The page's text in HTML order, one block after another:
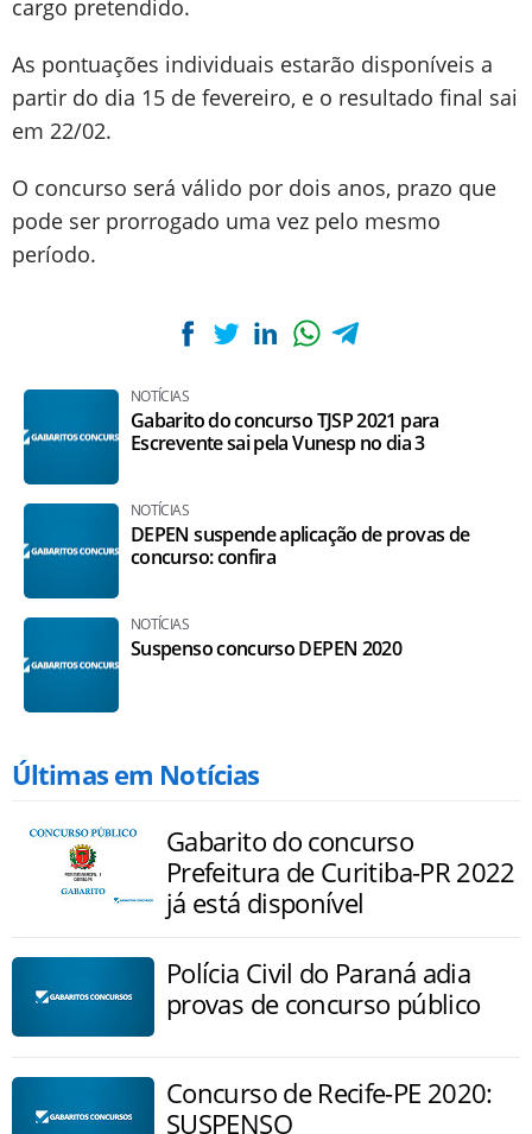
cargo pretendido.
As pontuações individuais estarão disponíveis a
partir do dia 15 de fevereiro, e o resultado final sai
em 22/02.
O concurso será válido por dois anos, prazo que
pode ser prorrogado uma vez pelo mesmo
período.
NOTÍCIAS
Gabarito do concurso TJSP 2021 para
Escrevente sai pela Vunesp no dia 3
NOTÍCIAS
DEPEN suspende aplicação de provas de
concurso: confira
NOTÍCIAS
Suspenso concurso DEPEN 2020
Últimas em Notícias
Gabarito do concurso
Prefeitura de Curitiba-PR 2022
já está disponível
Polícia Civil do Paraná adia
provas de concurso público
Concurso de Recife-PE 2020:
SUSPENSO